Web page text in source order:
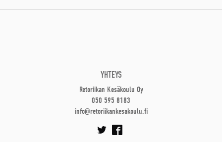
YHTEYS
Retoriikan Kesäkoulu Oy
050 595 8183
info@retoriikankesakoulu.fi